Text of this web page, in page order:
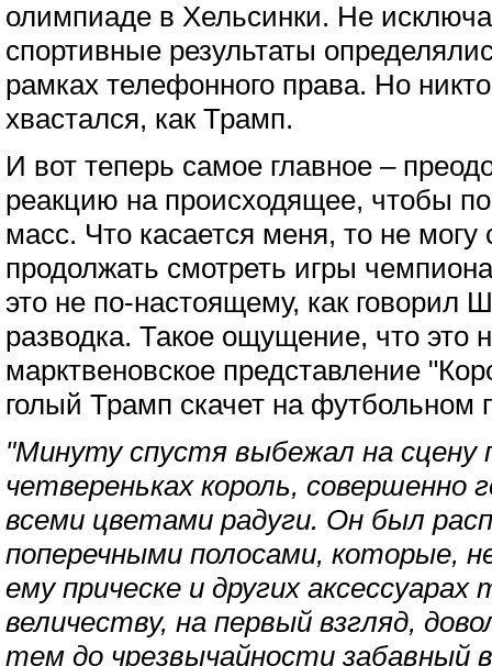
олимпиаде в Хельсинки. Не
спортивные результаты
рамках телефонного права. Но
хвастался, как Трамп.
И вот теперь самое главное –
реакцию на происходящее, чтобы
масс. Что касается меня, то не могу
продолжать смотреть игры
это не по-настоящему, как говорил
разводка. Такое ощущение, что это
марктвеновское представление
голый Трамп скачет на футбольном
"Минуту спустя выбежал на сцену
четвереньках король, совершенно
всеми цветами радуги. Он был
поперечными полосами, которые,
ему прическе и других
величеству, на первый взгляд,
тем до чрезвычайности забавный